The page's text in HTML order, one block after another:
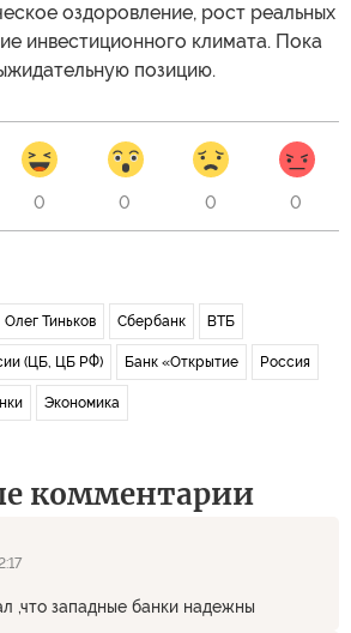
оздоровление, рост реальных
инвестиционного климата. Пока
позицию.
0 0 0 0
Олег Тиньков Сбербанк ВТБ
(ЦБ, ЦБ РФ) Банк «Открытие Россия
Экономика
комментарии
,что западные банки надежны